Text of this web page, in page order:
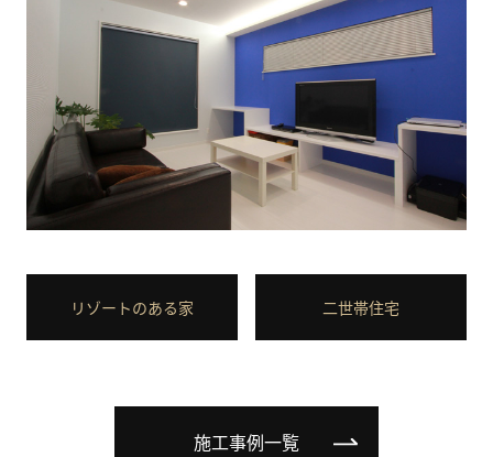
リゾートのある家 二世帯住宅
施工事例一覧